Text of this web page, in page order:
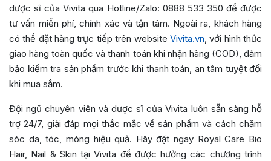
dược sĩ của Vivita qua Hotline/Zalo: 0888 533 350 để được
tư vấn miễn phí, chính xác và tận tâm. Ngoài ra, khách hàng
có thể đặt hàng trực tiếp trên website Vivita.vn, với hình thức
giao hàng toàn quốc và thanh toán khi nhận hàng (COD), đảm
bảo kiểm tra sản phẩm trước khi thanh toán, an tâm tuyệt đối
khi mua sắm.
Đội ngũ chuyên viên và dược sĩ của Vivita luôn sẵn sàng hỗ
trợ 24/7, giải đáp mọi thắc mắc về sản phẩm và cách chăm
sóc da, tóc, móng hiệu quả. Hãy đặt ngay Royal Care Bio
Hair, Nail & Skin tại Vivita để được hưởng các chương trình